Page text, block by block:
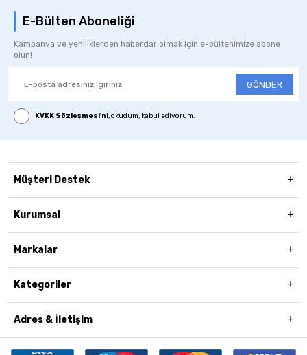
E-Bülten Aboneliği
Kampanya ve yeniliklerden haberdar olmak için e-bültenimize abone
olun!
GÖNDER
KVKK Sözleşmesi'ni, okudum, kabul ediyorum.
Müşteri Destek
Kurumsal
Markalar
Kategoriler
Adres & İletişim